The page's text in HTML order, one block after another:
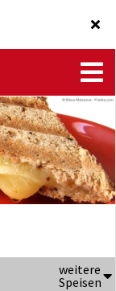
weitere
Speisen